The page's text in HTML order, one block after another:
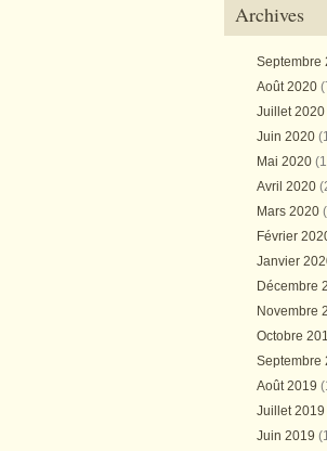
Archives
Septembre
Août 2020
Juillet 2020
Juin 2020
Mai 2020
Avril 2020
Mars 2020
Février
Janvier
Décembre
Novembre
Octobre
Septembre
Août 2019
Juillet 2019
Juin 2019